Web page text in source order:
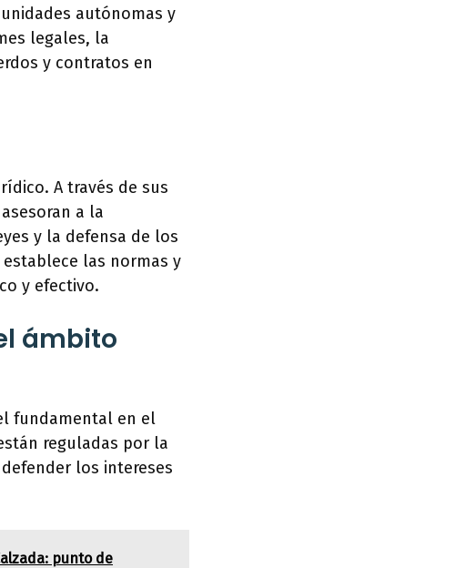
autónomas y
legales, la
y contratos en
A través de sus
a la
y la defensa de los
las normas y
y efectivo.
ámbito
fundamental en el
reguladas por la
los intereses
punto de